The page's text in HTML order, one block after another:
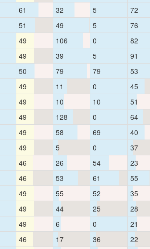
61 32 5 72
51 49 5 76
49 106 0 82
49 39 5 91
50 79 79 53
49 11 0 45
49 10 10 51
49 128 0 64
49 58 69 40
49 5 0 37
46 26 54 23
46 53 61 55
49 55 52 35
49 44 25 28
49 6 0 21
46 17 36 22